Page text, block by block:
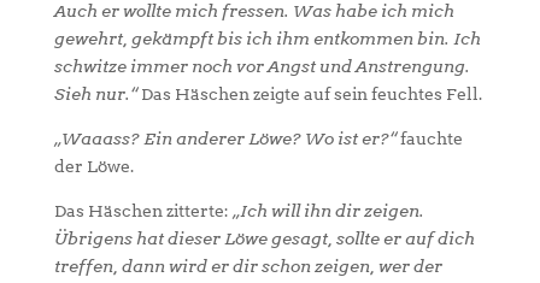
Auch er wollte mich fressen. Was habe ich mich
gewehrt, gekämpft bis ich ihm entkommen bin. Ich
schwitze immer noch vor Angst und Anstrengung.
Sieh nur.“Das Häschen zeigte auf sein feuchtes Fell.
„Waaass? Ein anderer Löwe? Wo ist er?“fauchte
der Löwe.
Das Häschen zitterte: „Ich will ihn dir zeigen.
Übrigens hat dieser Löwe gesagt, sollte er auf dich
treffen, dann wird er dir schon zeigen, wer der